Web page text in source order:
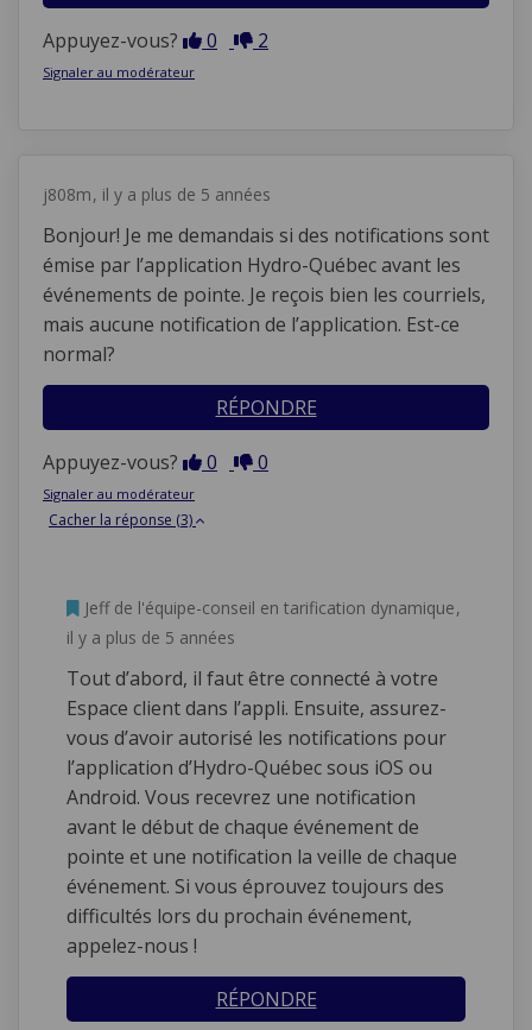
Appuyez-vous? En accord
0 En désaccord
2
Signaler au modérateur
j808m il y a plus de 5 années
Bonjour! Je me demandais si des notifications sont
émise par l’application Hydro-Québec avant les
événements de pointe. Je reçois bien les courriels,
mais aucune notification de l’application. Est-ce
normal?
RÉPONDRE
Appuyez-vous? En accord
0 En désaccord
0
Signaler au modérateur
Cacher la réponse (3)
L'administrateur a commenté
Jeff de l'équipe-conseil en tarification dynamique
il y a plus de 5 années
Tout d’abord, il faut être connecté à votre
Espace client dans l’appli. Ensuite, assurez-
vous d’avoir autorisé les notifications pour
l’application d’Hydro-Québec sous iOS ou
Android. Vous recevrez une notification
avant le début de chaque événement de
pointe et une notification la veille de chaque
événement. Si vous éprouvez toujours des
difficultés lors du prochain événement,
appelez-nous !
RÉPONDRE